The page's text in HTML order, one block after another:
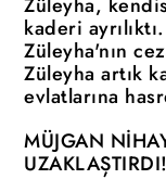
kaderi
Züleyha'nın
Züleyha artık
evlatlarına
MÜJGAN
UZAKLAŞTIRDI!